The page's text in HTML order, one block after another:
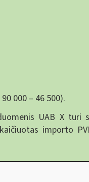
000 – 46 500).
UAB X
importo